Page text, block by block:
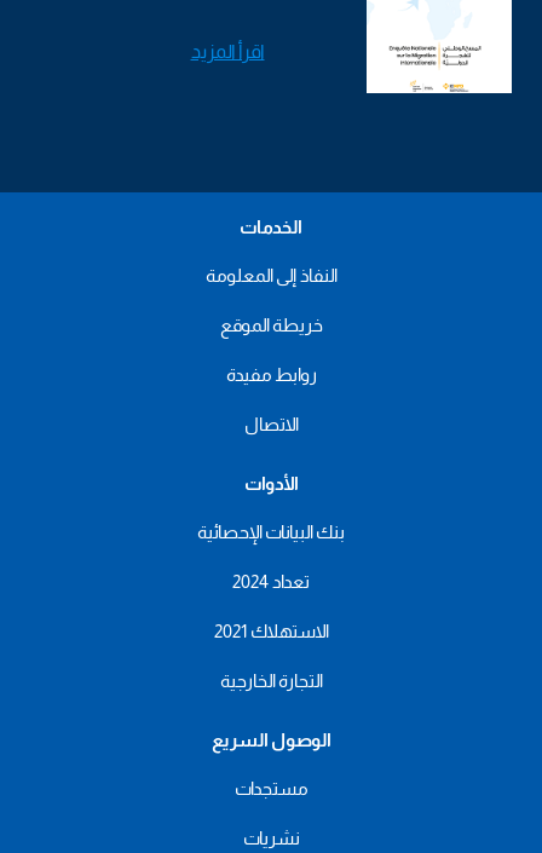
اقرأ المزيد
الخدمات
النفاذ إلى المعلومة
خريطة الموقع
روابط مفيدة
الاتصال
الأدوات
بنك البيانات الإحصائية
تعداد 2024
الاستهلاك 2021
التجارة الخارجية
الوصول السريع
مستجدات
نشريات